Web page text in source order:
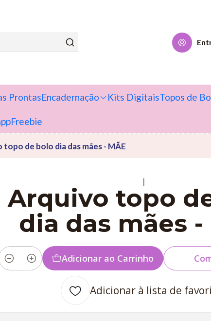
ProntasEncadernação Kits DigitaisTopos de
Freebie
topo de bolo dia das mães - MÃE
|
Arquivo topo
dia das mães -
Adicionar ao Carrinho
Adicionar à lista de